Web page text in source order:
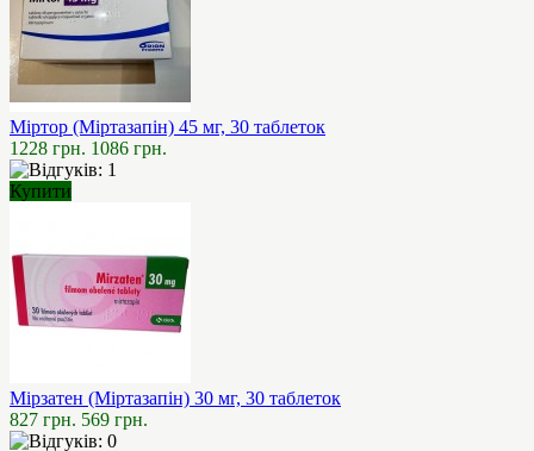
Міртор (Міртазапін) 45 мг, 30 таблеток
1228 грн. 1086 грн.
Купити
Мірзатен (Міртазапін) 30 мг, 30 таблеток
827 грн. 569 грн.